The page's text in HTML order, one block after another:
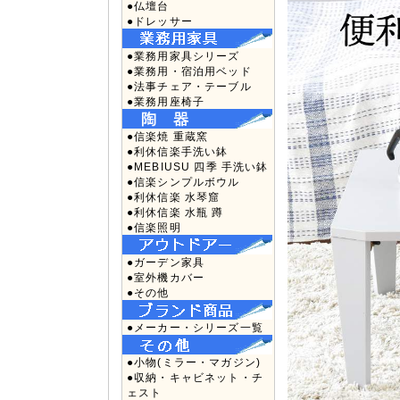
●仏壇台
●ドレッサー
●業務用家具シリーズ
●業務用・宿泊用ベッド
●法事チェア・テーブル
●業務用座椅子
●信楽焼 重蔵窯
●利休信楽手洗い鉢
●MEBIUSU 四季 手洗い鉢
●信楽シンプルボウル
●利休信楽 水琴窟
●利休信楽 水瓶 蹲
●信楽照明
●ガーデン家具
●室外機カバー
●その他
●メーカー・シリーズ一覧
●小物(ミラー・マガジン)
●収納・キャビネット・チ
ェスト